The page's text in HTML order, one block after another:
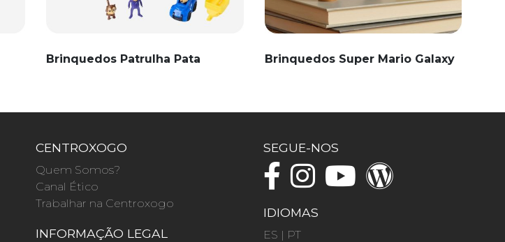
Brinquedos Patrulha Pata Brinquedos Super Mario Galaxy
CENTROXOGO
Quem Somos?
Canal Ético
Trabalhar na Centroxogo
INFORMAÇÃO LEGAL
SEGUE-NOS
IDIOMAS
ES | PT